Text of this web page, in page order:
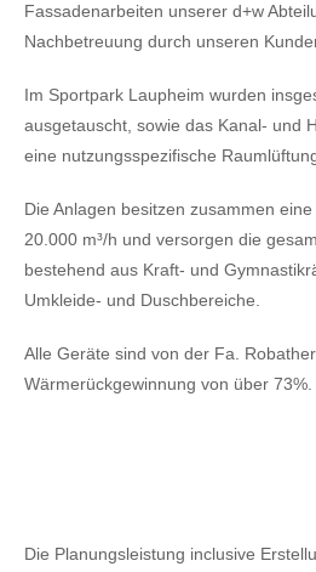
Fassadenarbeiten unserer d+w
Nachbetreuung durch unseren
Im Sportpark Laupheim wurden
ausgetauscht, sowie das Kanal- und
eine nutzungsspezifische
Die Anlagen besitzen zusammen
20.000 m³/h und versorgen die
bestehend aus Kraft- und
Umkleide- und Duschbereiche.
Alle Geräte sind von der Fa.
Wärmerückgewinnung von über 73%.
Die Planungsleistung inclusive